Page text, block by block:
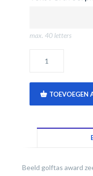
max. 40 letters
TOEVOEGEN
Beeld golftas award